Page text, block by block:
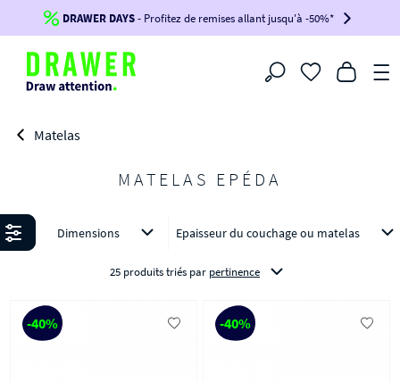
Jusqu'à-100€*sur votre commande !
BIKINI100
-voir conditions en bas de page-
DRAWER DAYS- Profitez de remises allant jusqu'à -50%*
Filtrer
Matelas
MATELAS EPÉDA
Affiner Dimensions Epaisseur du couchage ou matelas
25 produits triés par pertinence
-40% -40%